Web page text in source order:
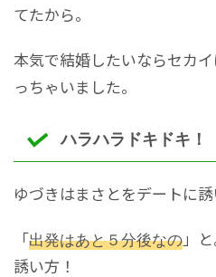
てたから。
本気で結婚したいならセカ
っちゃいました。
ハラハラドキドキ！
ゆづきはまさとをデートに誘
「出発はあと５分後なの」
誘い方！